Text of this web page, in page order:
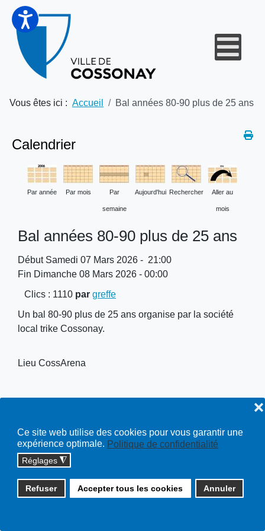
Ce site web utilise des cookies pour vous garantir une
expérience optimale. Politique de confidentialité
Réglages ◮
Refuser Accepter tous les cookies Annuler
❌
Vous êtes ici : Accueil Bal années 80-90 plus de 25 ans
Calendrier
Par année Par mois Par
semaine
Aujourd'hui Rechercher Aller au
mois
Bal années 80-90 plus de 25 ans
Début Samedi 07 Mars 2026 - 21:00
Fin Dimanche 08 Mars 2026 - 00:00
Clics : 1110 pargreffe
Un bal 80-90 plus de 25 ans organise par la société
local trike Cossonay.
Lieu CossArena
Copyright © 2026 cossonay.ch - tous droits réservés | site :
solutions informatiques
Plan du site